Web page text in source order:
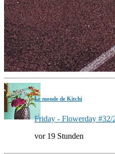
Le monde de Kitchi
Friday - Flowerday #32/
vor 19 Stunden